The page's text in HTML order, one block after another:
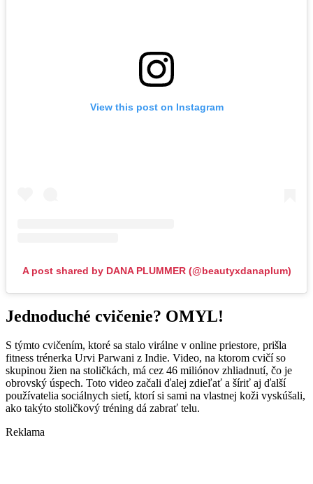
View this post on Instagram
A post shared by DANA PLUMMER (@beautyxdanaplum)
Jednoduché cvičenie? OMYL!
S týmto cvičením, ktoré sa stalo virálne v online priestore, prišla
fitness trénerka Urvi Parwani z Indie. Video, na ktorom cvičí so
skupinou žien na stoličkách, má cez 46 miliónov zhliadnutí, čo je
obrovský úspech. Toto video začali ďalej zdieľať a šíriť aj ďalší
používatelia sociálnych sietí, ktorí si sami na vlastnej koži vyskúšali,
ako takýto stoličkový tréning dá zabrať telu.
Reklama